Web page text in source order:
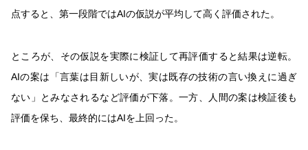
点すると、第一段階ではAIの仮説が平均して高く評価された。
ところが、その仮説を実際に検証して再評価すると結果は逆転。
AIの案は「言葉は目新しいが、実は既存の技術の言い換えに過ぎ
ない」とみなされるなど評価が下落。一方、人間の案は検証後も
評価を保ち、最終的にはAIを上回った。